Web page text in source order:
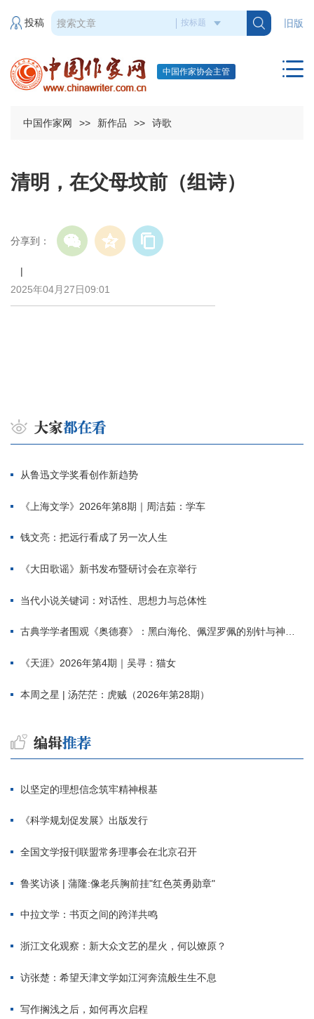
旧版
投稿
中国作家协会主管
中国作家网 >> 新作品 >> 诗歌
清明，在父母坟前（组诗）
分享到：
|
2025年04月27日09:01
从鲁迅文学奖看创作新趋势
《上海文学》2026年第8期｜周洁茹：学车
钱文亮：把远行看成了另一次人生
《大田歌谣》新书发布暨研讨会在京举行
当代小说关键词：对话性、思想力与总体性
古典学学者围观《奥德赛》：黑白海伦、佩涅罗佩的别针与神秘入侵者
《天涯》2026年第4期｜吴寻：猫女
本周之星 | 汤茫茫：虎贼（2026年第28期）
以坚定的理想信念筑牢精神根基
《科学规划促发展》出版发行
全国文学报刊联盟常务理事会在北京召开
鲁奖访谈 | 蒲隆:像老兵胸前挂"红色英勇勋章"
中拉文学：书页之间的跨洋共鸣
浙江文化观察：新大众文艺的星火，何以燎原？
访张楚：希望天津文学如江河奔流般生生不息
写作搁浅之后，如何再次启程